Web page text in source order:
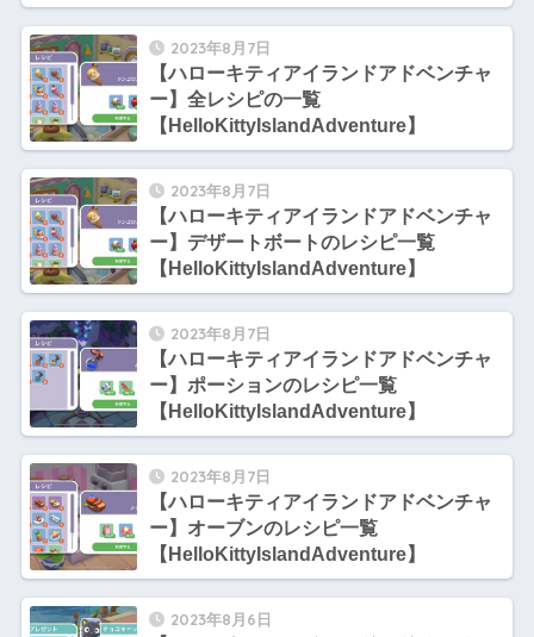
2023年8月7日
【ハローキティアイランドアドベンチャ
ー】全レシピの一覧
【HelloKittyIslandAdventure】
2023年8月7日
【ハローキティアイランドアドベンチャ
ー】デザートボートのレシピ一覧
【HelloKittyIslandAdventure】
2023年8月7日
【ハローキティアイランドアドベンチャ
ー】ポーションのレシピ一覧
【HelloKittyIslandAdventure】
2023年8月7日
【ハローキティアイランドアドベンチャ
ー】オーブンのレシピ一覧
【HelloKittyIslandAdventure】
2023年8月6日